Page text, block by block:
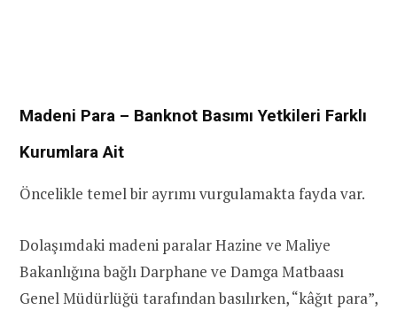
Madeni Para – Banknot Basımı Yetkileri Farklı
Kurumlara Ait
Öncelikle temel bir ayrımı vurgulamakta fayda var.
Dolaşımdaki madeni paralar Hazine ve Maliye
Bakanlığına bağlı Darphane ve Damga Matbaası
Genel Müdürlüğü tarafından basılırken, “kâğıt para”,